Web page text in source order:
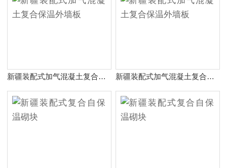
新疆装配式加气混凝土复合保温外墙板 新疆装配式加气混凝土复合保温外墙板